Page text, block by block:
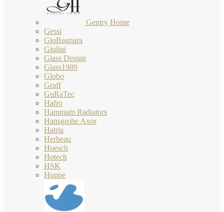
Gentry Home
Gessi
GioBagnara
Giulini
Glass Design
Glass1989
Globo
Graff
GuRaTec
Hafro
Hammam Radiators
Hansgrohe Axor
Hatria
Herbeau
Hoesch
Hotech
HSK
Huppe